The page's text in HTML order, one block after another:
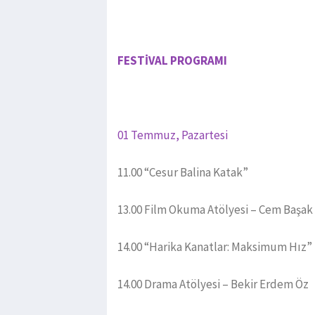
FESTİVAL PROGRAMI
01 Temmuz, Pazartesi
11.00 “Cesur Balina Katak”
13.00 Film Okuma Atölyesi – Cem Başak
14.00 “Harika Kanatlar: Maksimum Hız”
14.00 Drama Atölyesi – Bekir Erdem Öz